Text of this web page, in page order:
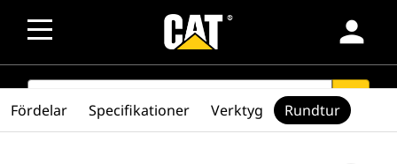
person
SEARCH search
Fördelar Specifikationer Verktyg Rundtur